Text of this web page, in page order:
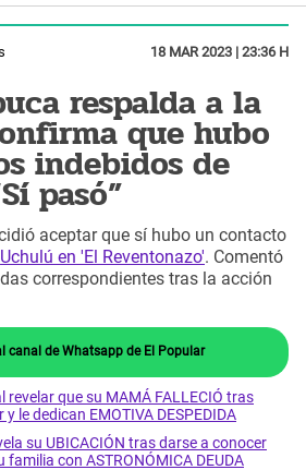
18 MAR 2023 | 23:36 H
respalda a la
que hubo
indebidos de
pasó”
aceptar que sí hubo un contacto
Uchulú en 'El Reventonazo'. Comentó
correspondientes tras la acción
canal de Whatsapp de El Popular
revelar que su MAMÁ FALLECIÓ tras
le dedican EMOTIVA DESPEDIDA
su UBICACIÓN tras darse a conocer
familia con ASTRONÓMICA DEUDA